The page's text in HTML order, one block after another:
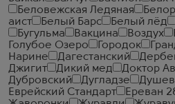
Беловежская Ледяная
аист
Белый Барс Белый лёд
Бугульма
Вакцина Воздух
Голубое Озеро
Городок
Нарине
Дагестанский
Джигит
Дикий мед Доктор
Дубровский
Дугладзе
Еврейский Стандарт
Ереван